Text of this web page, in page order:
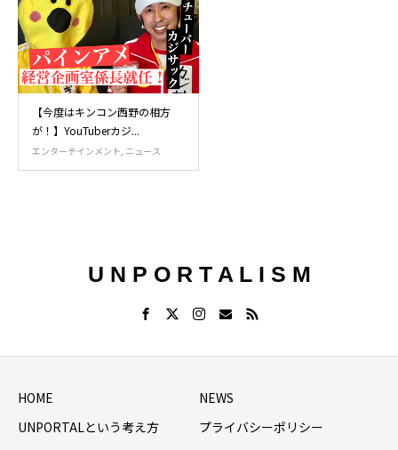
【今度はキンコン西野の相方
が！】YouTuberカジ...
エンターテインメント ニュース
U N P O R T A L I S M
HOME
NEWS
UNPORTALという考え方
プライバシーポリシー